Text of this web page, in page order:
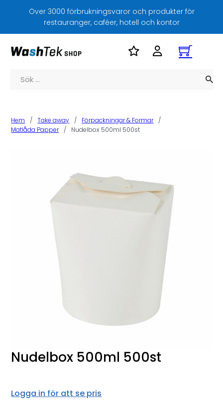
Över 3000 förbrukningsvaror och produkter för
restauranger, caféer, hotell och kontor
Sök
Hem / Take away / Förpackningar & Formar
/
Matlåda Papper
/ Nudelbox 500ml 500st
Nudelbox 500ml 500st
Logga in för att se pris